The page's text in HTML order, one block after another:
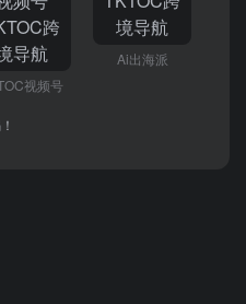
视频号
Ai出海派